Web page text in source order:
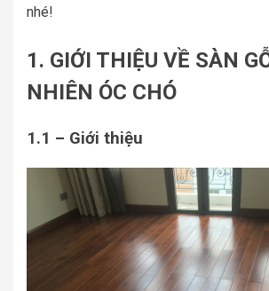
nhé!
1. GIỚI THIỆU VỀ SÀN
NHIÊN ÓC CHÓ
1.1 – Giới thiệu